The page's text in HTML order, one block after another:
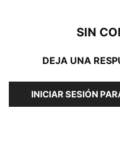
SIN
DEJA UNA
INICIAR SESIÓN